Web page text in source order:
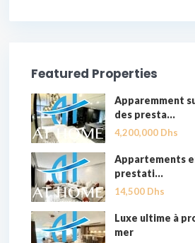
Featured Properties
Apparemment
des presta...
4,200,000 Dhs
Appartements
prestati...
14,500 Dhs
Luxe ultime à
mer